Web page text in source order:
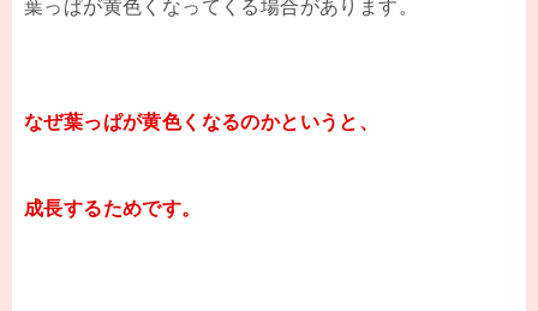
葉っぱが黄色くなってくる場合があります。
なぜ葉っぱが黄色くなるのかというと、
成長するためです。